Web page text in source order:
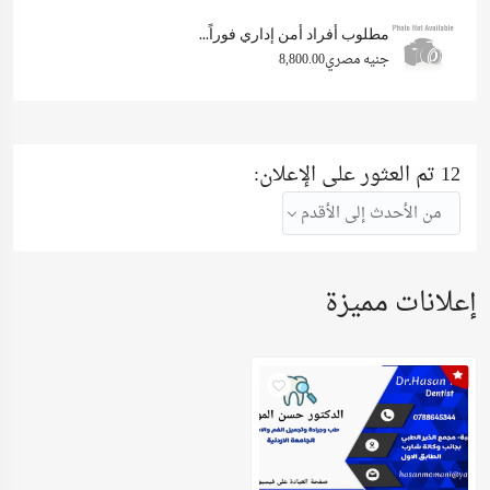
مطلوب أفراد أمن إداري فوراً...
جنيه مصري8,800.00
12 تم العثور على الإعلان:
من الأحدث إلى الأقدم
إعلانات مميزة